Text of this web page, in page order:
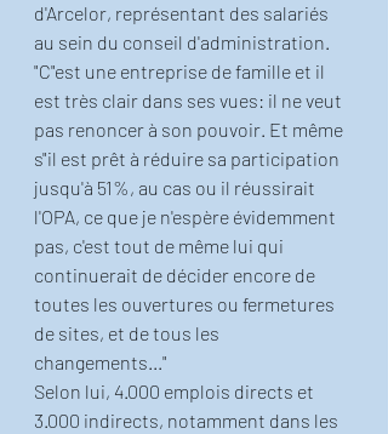
d'Arcelor, représentant des salariés
au sein du conseil d'administration.
"C"est une entreprise de famille et il
est très clair dans ses vues: il ne veut
pas renoncer à son pouvoir. Et même
s"il est prêt à réduire sa participation
jusqu'à 51%, au cas ou il réussirait
l'OPA, ce que je n'espère évidemment
pas, c'est tout de même lui qui
continuerait de décider encore de
toutes les ouvertures ou fermetures
de sites, et de tous les
changements..."
Selon lui, 4.000 emplois directs et
3.000 indirects, notamment dans les